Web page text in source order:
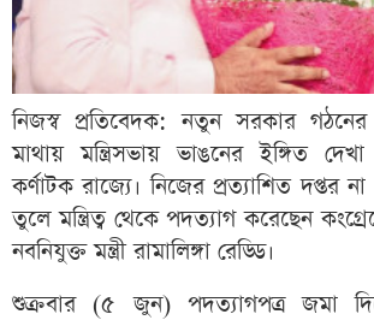
নিজস্ব প্রতিবেদক: নতুন সরকার গঠনের
মাথায় মন্ত্রিসভায় ভাঙনের ইঙ্গিত
কর্ণাটক রাজ্যে। নিজের প্রত্যাশিত দপ্তর
তুলে মন্ত্রিত্ব থেকে পদত্যাগ করেছেন
নবনিযুক্ত মন্ত্রী রামালিঙ্গা রেড্ডি।
শুক্রবার (৫ জুন) পদত্যাগপত্র জমা